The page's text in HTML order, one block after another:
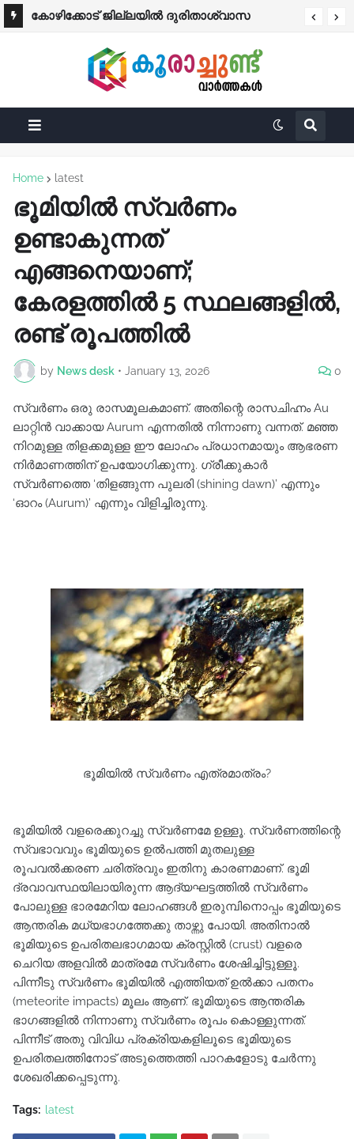
കോഴിക്കോട് ജില്ലയില്‍ ദുരിതാശ്വാസ
കക്കയം ഡാമിന്റെ ഷട്ടറുകള്‍ അടച്ചു
Home latest
ഭൂമിയിൽ സ്വർണം
ഉണ്ടാകുന്നത്
എങ്ങനെയാണ്;
കേരളത്തിൽ 5 സ്ഥലങ്ങളിൽ,
രണ്ട് രൂപത്തിൽ
by News desk • January 13, 2026 0
സ്വർണം ഒരു രാസമൂലകമാണ്. അതിന്റെ രാസചിഹ്നം Au
ലാറ്റിൻ വാക്കായ Aurum എന്നതിൽ നിന്നാണു വന്നത്. മഞ്ഞ
നിറമുള്ള തിളക്കമുള്ള ഈ ലോഹം പ്രധാനമായും ആഭരണ
നിർമാണത്തിന് ഉപയോഗിക്കുന്നു. ഗ്രീക്കുകാർ
സ്വർണത്തെ ‘തിളങ്ങുന്ന പുലരി (shining dawn)’ എന്നും
‘ഓറം (Aurum)’ എന്നും വിളിച്ചിരുന്നു.
ഭൂമിയിൽ സ്വർണം എത്രമാത്രം?
ഭൂമിയിൽ വളരെക്കുറച്ചു സ്വർണമേ ഉള്ളൂ. സ്വർണത്തിന്റെ
സ്വഭാവവും ഭൂമിയുടെ ഉൽപത്തി മുതലുള്ള
രൂപവൽക്കരണ ചരിത്രവും ഇതിനു കാരണമാണ്. ഭൂമി
ദ്രവാവസ്ഥയിലായിരുന്ന ആദ്യഘട്ടത്തിൽ സ്വർണം
പോലുള്ള ഭാരമേറിയ ലോഹങ്ങൾ ഇരുമ്പിനൊപ്പം ഭൂമിയുടെ
ആന്തരിക മധ്യഭാഗത്തേക്കു താഴ്ന്നു പോയി. അതിനാൽ
ഭൂമിയുടെ ഉപരിതലഭാഗമായ ക്രസ്റ്റിൽ (crust) വളരെ
ചെറിയ അളവിൽ മാത്രമേ സ്വർണം ശേഷിച്ചിട്ടുള്ളൂ.
പിന്നീടു സ്വർണം ഭൂമിയിൽ എത്തിയത് ഉൽക്കാ പതനം
(meteorite impacts) മൂലം ആണ്. ഭൂമിയുടെ ആന്തരിക
ഭാഗങ്ങളിൽ നിന്നാണു സ്വർണം രൂപം കൊള്ളുന്നത്.
പിന്നീട് അതു വിവിധ പ്രക്രിയകളിലൂടെ ഭൂമിയുടെ
ഉപരിതലത്തിനോട് അടുത്തെത്തി പാറകളോടു ചേർന്നു
ശേഖരിക്കപ്പെടുന്നു.
Tags: latest